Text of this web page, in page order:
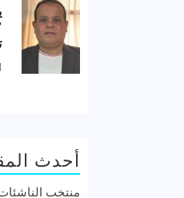
أحدث
منتخب